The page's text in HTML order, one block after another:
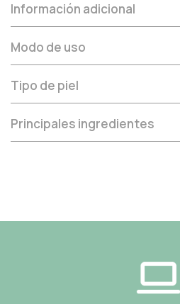
Información adicional
Modo de uso
Tipo de piel
Principales ingredientes